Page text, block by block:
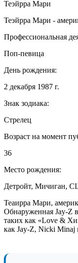
Теэйрра Мари
Теэйрра Мари -
Профессиональная
Поп-певица
День рождения:
2 декабря 1987 г.
Знак зодиака:
Стрелец
Возраст на момент
36
Место рождения:
Детройт, Мичиган,
Теаирра Мари,
Обнаруженная Jay-Z
таких как «Love &
как Jay-Z, Nicki Minaj